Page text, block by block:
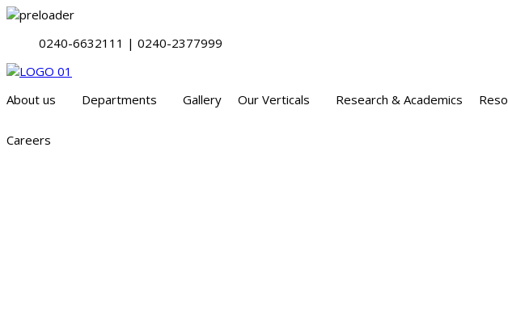
0240-6632111 | 0240-2377999
About us Departments Gallery Our Verticals Research & Academics
Careers